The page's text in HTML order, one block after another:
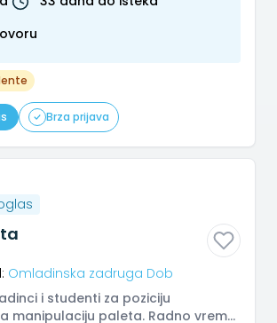
Brza prijava
Omladinska zadruga Dob
i studenti za poziciju
manipulaciju paleta. Radno vreme: